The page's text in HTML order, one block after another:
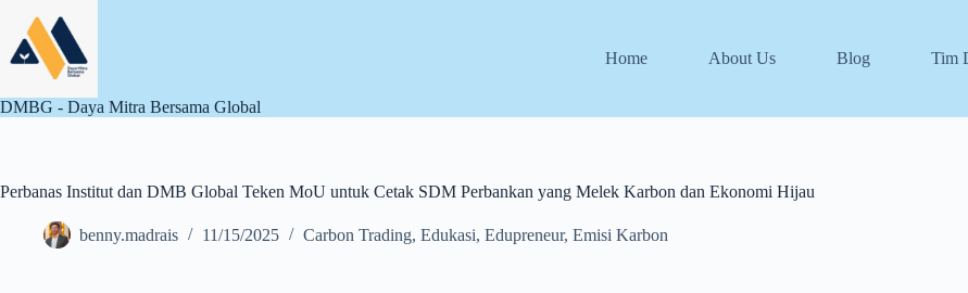
content
DMBG - Daya Mitra Bersama Global
Home About Us Blog Tim
Perbanas Institut dan DMB Global Teken MoU untuk Cetak SDM Perbankan yang Melek Karbon dan Ekonomi Hijau
benny.madrais 11/15/2025 Carbon Trading, Edukasi, Edupreneur, Emisi Karbon